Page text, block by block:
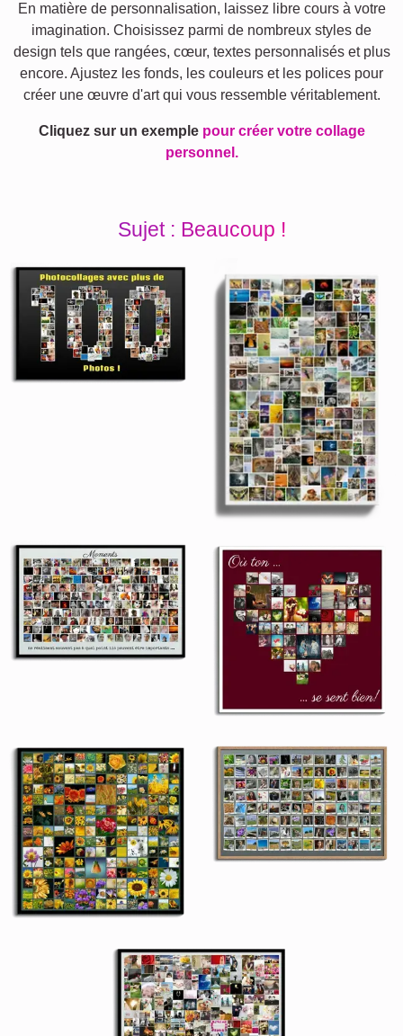
En matière de personnalisation, laissez libre cours à votre
imagination. Choisissez parmi de nombreux styles de
design tels que rangées, cœur, textes personnalisés et plus
encore. Ajustez les fonds, les couleurs et les polices pour
créer une œuvre d'art qui vous ressemble véritablement.
Cliquez sur un exemple pour créer votre collage
personnel.
Sujet : Beaucoup !